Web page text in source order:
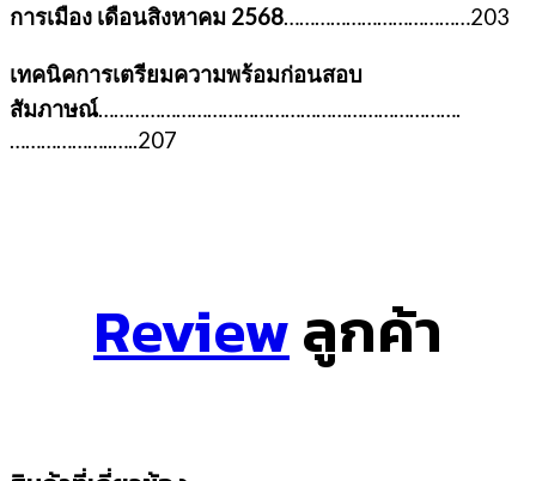
การเมือง เดือนสิงหาคม 2568………………………………203
เทคนิคการเตรียมความพร้อมก่อนสอบ
สัมภาษณ์…………………………………………………………….
………………..…..207
Reviewลูกค้า